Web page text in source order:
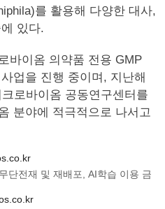
를 활용해 다양한 대사,
있다.
바이옴 의약품 전용 GMP
업을 진행 중이며, 지난해
로바이옴 공동연구센터를
분야에 적극적으로 나서고
단전재 및 재배포, AI학습 이용 금